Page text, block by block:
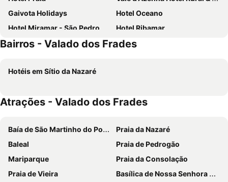
Gaivota Holidays
Hotel Oceano
Hotel Miramar - São Pedro de Moel
Hotel Ribamar
Hotel Villa Batalha
Real Abadia, Congress & Spa Hotel
Montebelo Mosteiro de Alcobaça Historic Hotel
Hotel Concha
Hotel Atlântica
Hotel Santo Antonio Da Baia
Storytellers Palace
Marinha Garden Inn
Quinta do Campo
Haven Nature Hotel & Villas
Boutique Hotel Casa do Outeiro - Arts & Crafts
Hotel Magic
Casa da Duna
Bairros - Valado dos Frades
Hotéis em Sítio da Nazaré
Atrações - Valado dos Frades
Baía de São Martinho do Porto
Praia da Nazaré
Baleal
Praia de Pedrogão
Mariparque
Praia da Consolação
Praia de Vieira
Basílica de Nossa Senhora do Rosário de Fátima